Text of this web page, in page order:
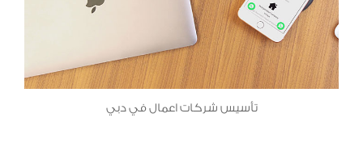
تأسيس شركات اعمال في دبي